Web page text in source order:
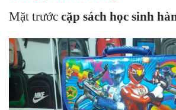
Mặt trước cặp sách học sinh